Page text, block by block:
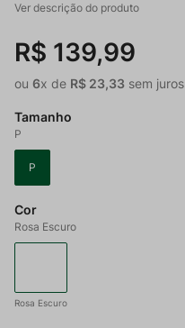
Ver descrição do produto
R$ 139,99
ou 6x de R$ 23,33 sem juros
Tamanho
P
P
Cor
Rosa Escuro
Rosa Escuro